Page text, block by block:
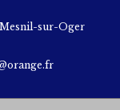
Mesnil-sur-Oger